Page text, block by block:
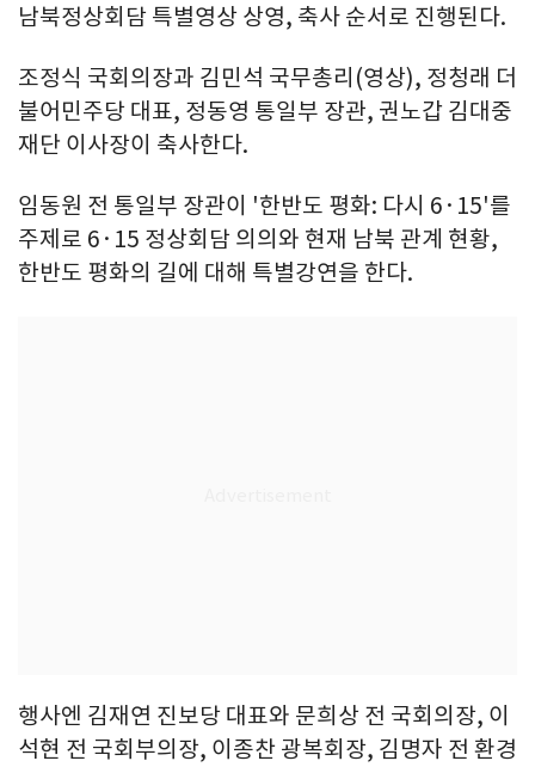
남북정상회담 특별영상 상영, 축사 순서로 진행된다.
조정식 국회의장과 김민석 국무총리(영상), 정청래 더
불어민주당 대표, 정동영 통일부 장관, 권노갑 김대중
재단 이사장이 축사한다.
임동원 전 통일부 장관이 '한반도 평화: 다시 6·15'를
주제로 6·15 정상회담 의의와 현재 남북 관계 현황,
한반도 평화의 길에 대해 특별강연을 한다.
행사엔 김재연 진보당 대표와 문희상 전 국회의장, 이
석현 전 국회부의장, 이종찬 광복회장, 김명자 전 환경